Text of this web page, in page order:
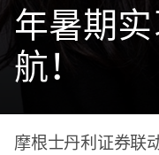
年暑期
航！
摩根士丹利证券联